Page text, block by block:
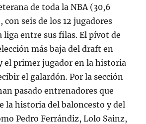
de toda la NBA (30,6
con seis de los 12 jugadores
liga entre sus filas. El pívot de
más baja del draft en
el primer jugador en la historia
el galardón. Por la sección
pasado entrenadores que
la historia del baloncesto y del
Pedro Ferrándiz, Lolo Sainz,